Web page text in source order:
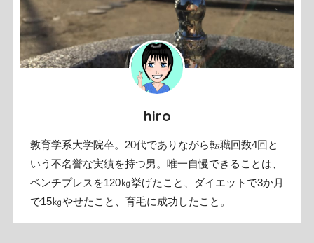
hiro
教育学系大学院卒。20代でありながら転職回数4回と
いう不名誉な実績を持つ男。唯一自慢できることは、
ベンチプレスを120㎏挙げたこと、ダイエットで3か月
で15㎏やせたこと、育毛に成功したこと。